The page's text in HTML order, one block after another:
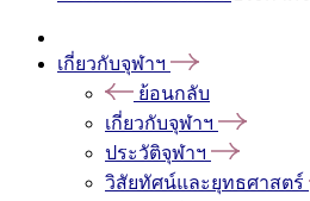
เกี่ยวกับจุฬาฯ
ย้อนกลับ
เกี่ยวกับจุฬาฯ
ประวัติจุฬาฯ
วิสัยทัศน์และยุทธศาสตร์